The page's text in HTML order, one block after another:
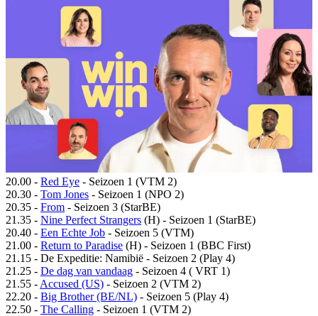
20.00 - Red Eye - Seizoen 1 (VTM 2)
20.30 - Tom Jones - Seizoen 1 (NPO 2)
20.35 - From - Seizoen 3 (StarBE)
21.35 - Nine Perfect Strangers (H) - Seizoen 1 (StarBE)
20.40 - Een Echte Job - Seizoen 5 (VTM)
21.00 - Return to Paradise (H) - Seizoen 1 (BBC First)
21.15 - De Expeditie: Namibië - Seizoen 2 (Play 4)
21.25 - De dag van vandaag - Seizoen 4 ( VRT 1)
21.55 - Accused (US) - Seizoen 2 (VTM 2)
22.20 - Big Brother (BE/NL) - Seizoen 5 (Play 4)
22.50 - The Calling - Seizoen 1 (VTM 2)